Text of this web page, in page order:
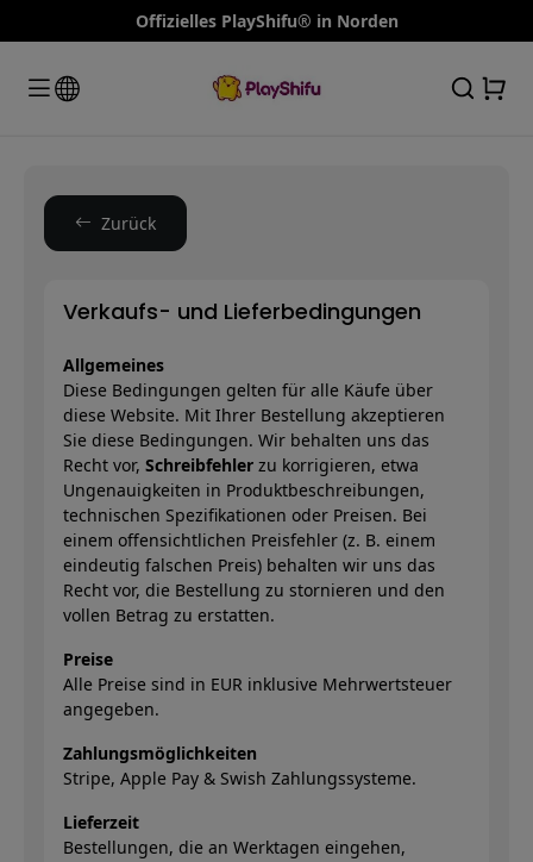
Offizielles PlayShifu® in Norden
Zurück
Verkaufs- und Lieferbedingungen
Allgemeines
Diese Bedingungen gelten für alle Käufe über
diese Website. Mit Ihrer Bestellung akzeptieren
Sie diese Bedingungen. Wir behalten uns das
Recht vor, Schreibfehler zu korrigieren, etwa
Ungenauigkeiten in Produktbeschreibungen,
technischen Spezifikationen oder Preisen. Bei
einem offensichtlichen Preisfehler (z. B. einem
eindeutig falschen Preis) behalten wir uns das
Recht vor, die Bestellung zu stornieren und den
vollen Betrag zu erstatten.
Preise
Alle Preise sind in EUR inklusive Mehrwertsteuer
angegeben.
Zahlungsmöglichkeiten
Stripe, Apple Pay & Swish Zahlungssysteme.
Lieferzeit
Bestellungen, die an Werktagen eingehen,